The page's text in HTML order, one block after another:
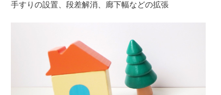
手すりの設置、段差解消、廊下幅などの拡張